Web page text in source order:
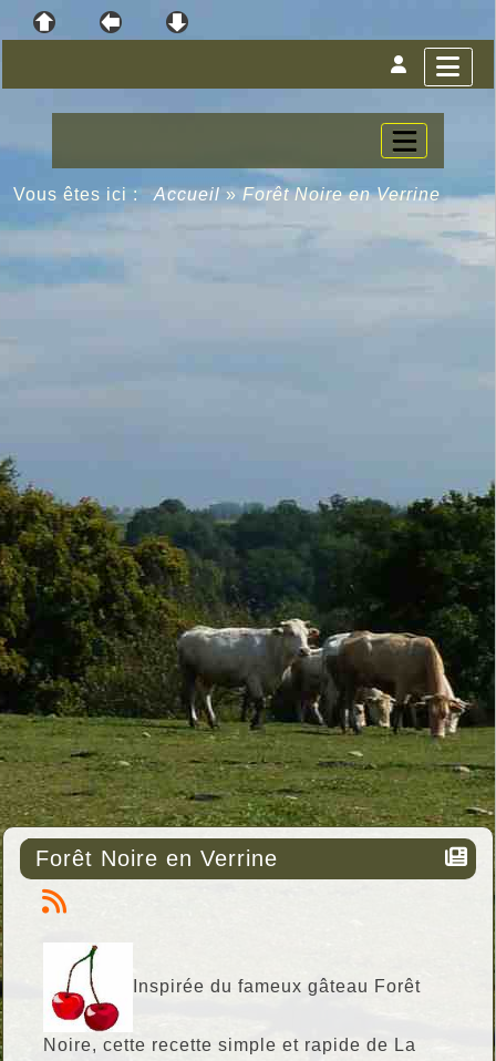
Vous êtes ici : Accueil »Forêt Noire en Verrine
Forêt Noire en Verrine
Inspirée du fameux gâteau Forêt
Noire, cette recette simple et rapide de La